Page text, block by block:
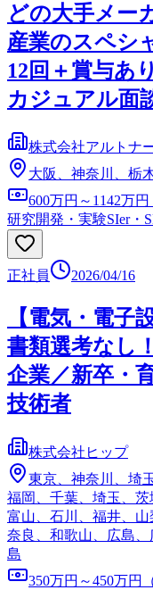
どの大手メー
産業のスペシ
12回＋賞与あ
カジュアル面
株式会社アルトナ
大阪、神奈川、栃
600万円～1142万円
研究開発・実験SIer・
正社員 2026/04/16
【電気・電子
書類選考なし
企業／新卒・
技術者
株式会社ヒップ
東京、神奈川、埼
福岡、千葉、埼玉、茨
富山、石川、福井、山
奈良、和歌山、広島
島
350万円～450万円